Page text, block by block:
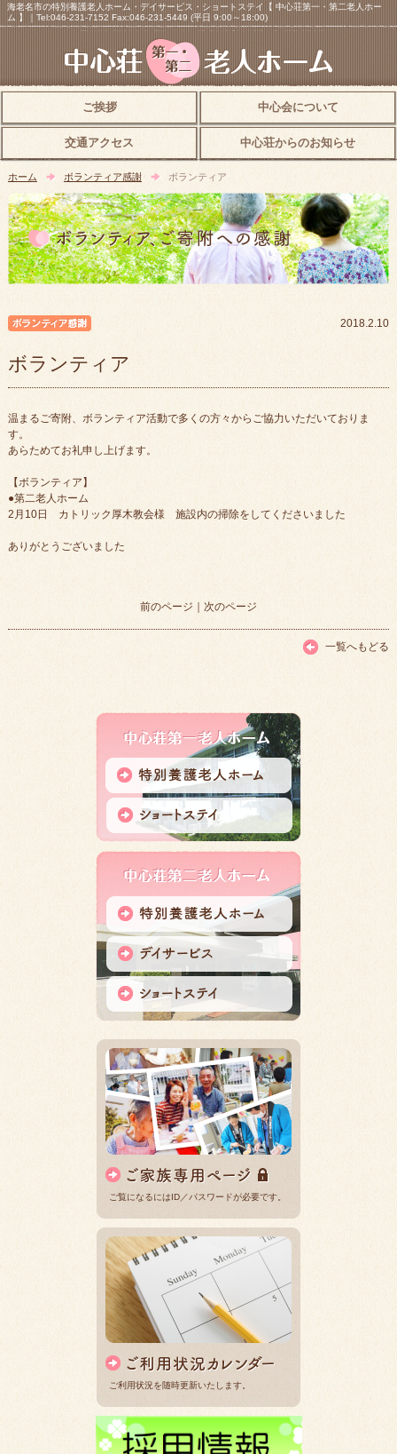
海老名市の特別養護老人ホーム・デイサービス・ショートステイ【 中心荘第一・第二老人ホー
ム 】｜Tel:046-231-7152 Fax:046-231-5449 (平日 9:00～18:00)
ご挨拶 中心会について
交通アクセス 中心荘からのお知らせ
ホーム ボランティア感謝 ボランティア
2018.2.10
ボランティア
温まるご寄附、ボランティア活動で多くの方々からご協力いただいておりま
す。
あらためてお礼申し上げます。
【ボランティア】
●第二老人ホーム
2月10日 カトリック厚木教会様 施設内の掃除をしてくださいました
ありがとうございました
前のページ ｜ 次のページ
一覧へもどる
ご覧になるにはID／パスワードが必要です。
ご利用状況を随時更新いたします。